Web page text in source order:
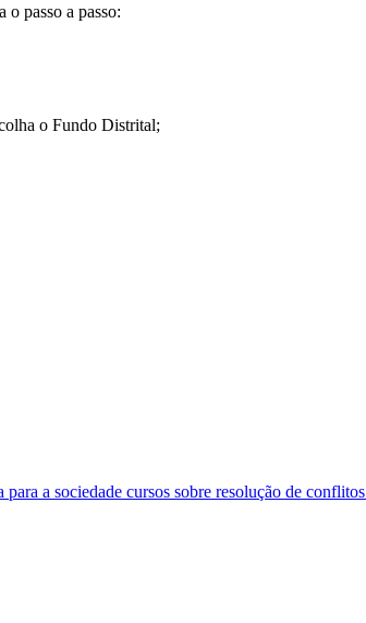
passo a passo:
o Fundo Distrital;
a sociedade cursos sobre resolução de conflitos